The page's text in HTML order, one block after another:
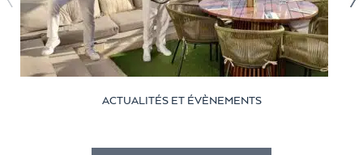
ACTUALITÉS ET ÉVÈNEMENTS